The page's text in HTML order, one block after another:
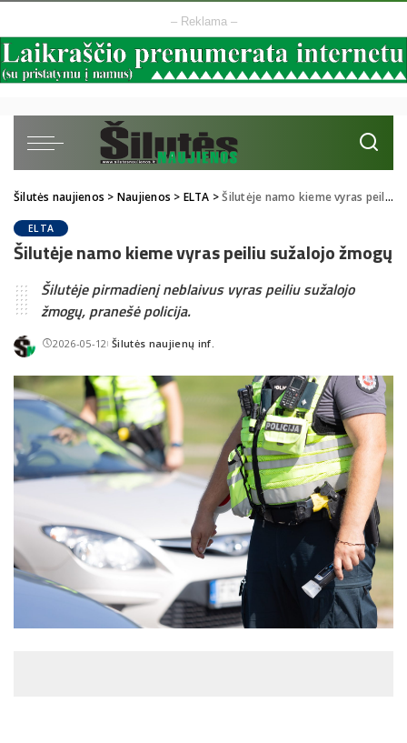
– Reklama –
Šilutės naujienos > Naujienos > ELTA >Šilutėje namo kieme vyras peiliu sužalojo žmogų
ELTA
Šilutėje namo kieme vyras peiliu sužalojo žmogų
Šilutėje pirmadienį neblaivus vyras peiliu sužalojo
žmogų, pranešė policija.
2026-05-12Posted
Šilutės naujienų inf.